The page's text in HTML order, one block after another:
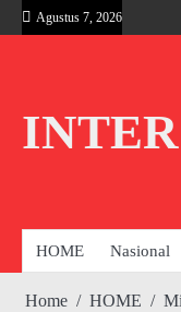
Skip
to
Agustus 7, 2026
HOME Nasional
Home HOME